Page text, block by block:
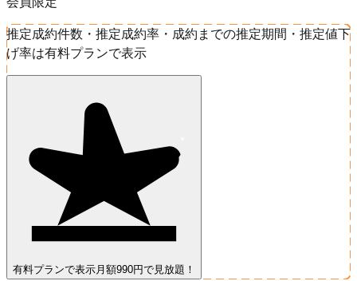
推定成約件数・推定成約率・成約までの推定期間・推定値下
げ率は有料プランで表示
有料プランで表示 月額990円で見放題！